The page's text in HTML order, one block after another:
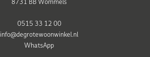
8731 BB Wommels
0515 33 12 00
info@degrotewoonwinkel.nl
WhatsApp